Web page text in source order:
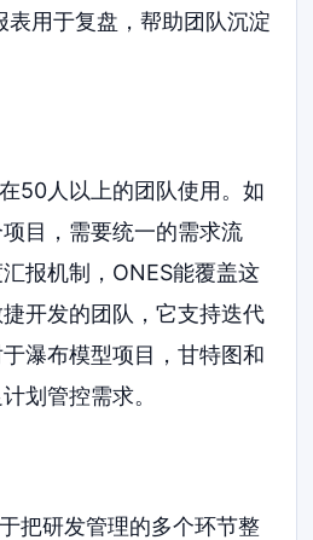
表用于复盘，帮助团队沉淀
50人以上的团队使用。如
目，需要统一的需求流
报机制，ONES能覆盖这
开发的团队，它支持迭代
瀑布模型项目，甘特图和
划管控需求。
把研发管理的多个环节整